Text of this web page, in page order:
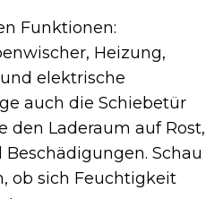
Funktionen:
Heizung,
elektrische
auch die Schiebetür
den Laderaum auf Rost,
Schau
ob sich Feuchtigkeit